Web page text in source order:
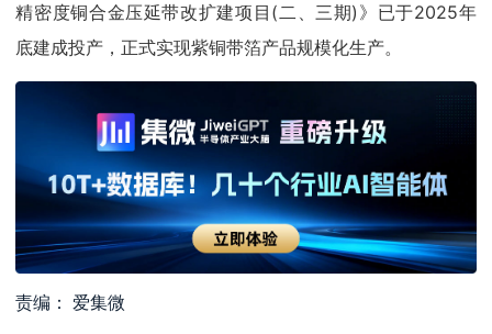
精密度铜合金压延带改扩建项目(二、三期)》已于2025年
底建成投产，正式实现紫铜带箔产品规模化生产。
责编： 爱集微